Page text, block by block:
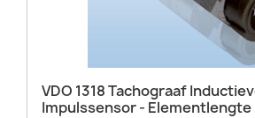
VDO 1318 Tachograaf
Impulssensor - Elementlengte